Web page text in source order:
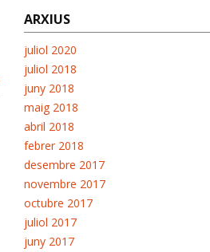
ARXIUS
juliol 2020
juliol 2018
juny 2018
maig 2018
abril 2018
febrer 2018
desembre 2017
novembre 2017
octubre 2017
juliol 2017
juny 2017